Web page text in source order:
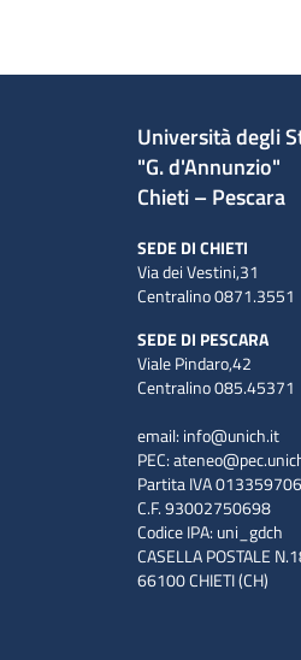
Università degli
"G. d'Annunzio"
Chieti – Pescara
SEDE DI CHIETI
Via dei Vestini,31
Centralino 0871.3551
SEDE DI PESCARA
Viale Pindaro,42
Centralino 085.45371
email: info@unich.it
PEC:
Partita IVA
C.F. 93002750698
Codice IPA: uni_gdch
CASELLA POSTALE
66100 CHIETI (CH)